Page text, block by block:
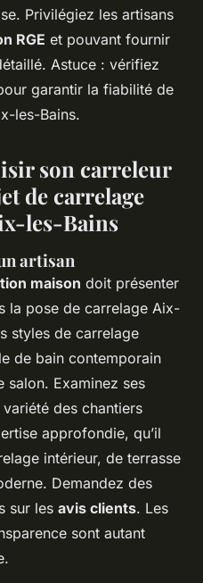
Privilégiez les artisans
RGE et pouvant fournir
Astuce : vérifiez
garantir la fiabilité de
les-Bains.
son carreleur
de carrelage
les-Bains
artisan
maison doit présenter
la pose de carrelage Aix-
styles de carrelage
de bain contemporain
salon. Examinez ses
des chantiers
approfondie, qu’il
intérieur, de terrasse
Demandez des
sur les avis clients. Les
sont autant